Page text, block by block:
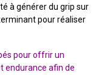
à générer du grip sur
pour réaliser
pour offrir un
endurance afin de